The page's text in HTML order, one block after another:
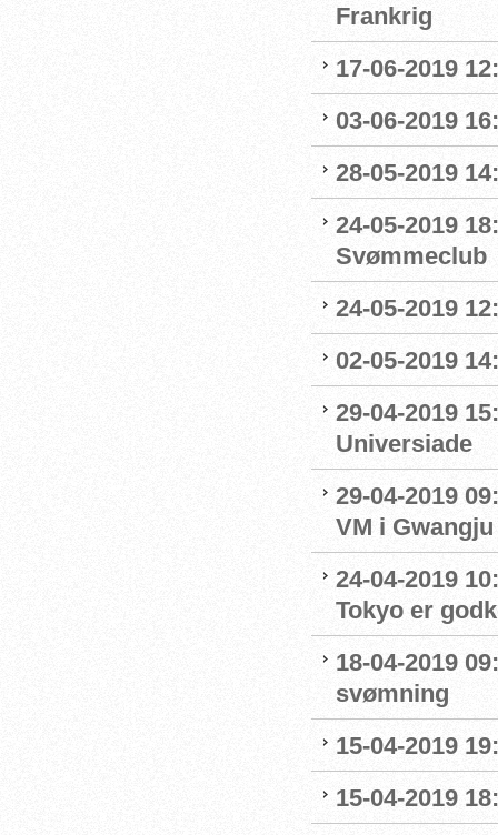
Frankrig
17-06-2019
03-06-2019
28-05-2019
24-05-2019
Svømmeclub
24-05-2019
02-05-2019
29-04-2019
Universiade
29-04-2019
VM i Gwangju
24-04-2019
Tokyo er
18-04-2019
svømning
15-04-2019
15-04-2019